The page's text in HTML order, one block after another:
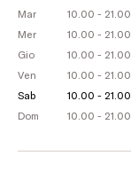
Mar
10.00 - 21.00
Mer
10.00 - 21.00
Gio
10.00 - 21.00
Ven
10.00 - 21.00
Sab
10.00 - 21.00
Dom
10.00 - 21.00